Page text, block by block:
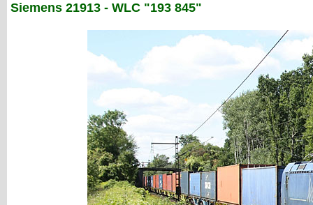
Siemens 21913 - WLC "193 845"